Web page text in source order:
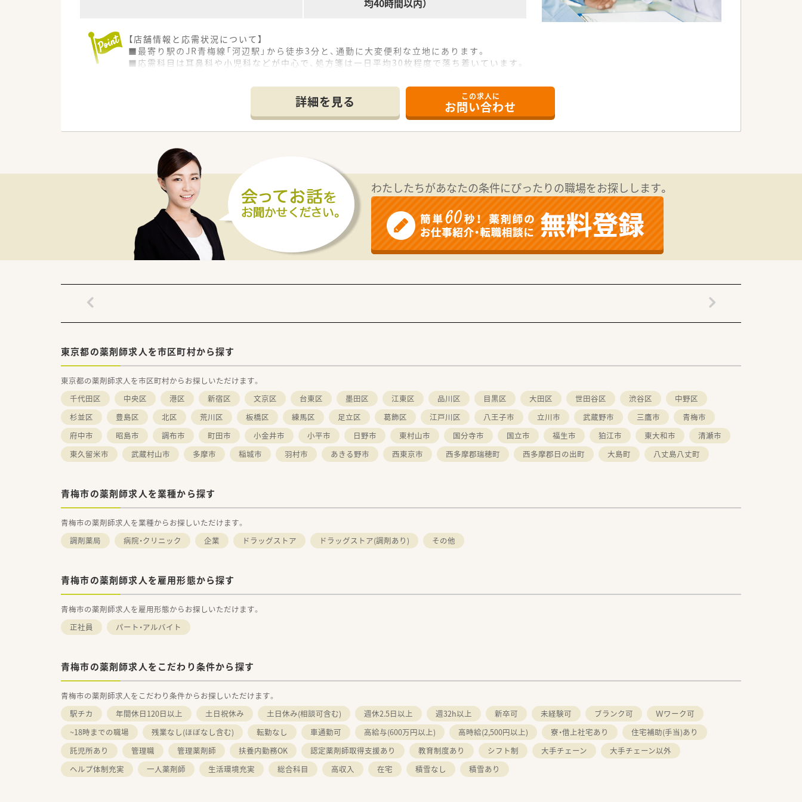
【店舗情報と応需状況について】
■最寄り駅のJR青梅線「河辺駅」から徒歩3分と、通勤に大変便利な立地にあります。
■応需科目は耳鼻科や小児科などが中心で、処方箋は一日平均30枚程度で落ち着いています。
■一人薬剤師として、責任感と主体性を持って業務に取り組める方を歓迎いたします。
■これまでのご経験を活かし、地域の患者様へ丁寧な対応ができる方を求めています。
【勤務実態について】
■残業時間はほとんどなく、繁忙期でも業務時間が長引くことはほぼありません。
■お休みは木曜日、土曜午後、日曜祝日の完全週休2.5日制を導入しております。
■在宅業務は居宅、施設ともに対応がないため、外来の調剤業務に集中できます。
【職場環境と雰囲気】
■かかりつけの目標や個人ノルマはなく、自主性を大切にする伸びやかな社風です。
■2018年に開局した、明るく清潔感にあふれる薬局で気持ちよく働くことができます。
■常勤の事務スタッフが在籍しているため、薬剤師業務に専念できる体制が整っています。
詳細を見る この求人に
お問い合わせ
わたしたちがあなたの条件にぴったりの職場をお探しします。
東京都の薬剤師求人を市区町村から探す
東京都の薬剤師求人を市区町村からお探しいただけます。
千代田区
中央区 港区 新宿区 文京区 台東区 墨田区 江東区 品川区 目黒区 大田区 世田谷区 渋谷区
中野区
杉並区
豊島区 北区 荒川区 板橋区 練馬区 足立区 葛飾区 江戸川区 八王子市 立川市 武蔵野市 三鷹市
青梅市
府中市
昭島市 調布市 町田市 小金井市 小平市 日野市 東村山市 国分寺市 国立市 福生市 狛江市 東大和市
清瀬市
東久留米市
武蔵村山市 多摩市 稲城市 羽村市 あきる野市 西東京市 西多摩郡瑞穂町 西多摩郡日の出町 大島町 八丈島八丈町
青梅市の薬剤師求人を業種から探す
青梅市の薬剤師求人を業種からお探しいただけます。
調剤薬局
病院・クリニック 企業 ドラッグストア ドラッグストア(調剤あり) その他
青梅市の薬剤師求人を雇用形態から探す
青梅市の薬剤師求人を雇用形態からお探しいただけます。
正社員
パート・アルバイト
青梅市の薬剤師求人をこだわり条件から探す
青梅市の薬剤師求人をこだわり条件からお探しいただけます。
駅チカ
年間休日120日以上 土日祝休み 土日休み(相談可含む) 週休2.5日以上 週32h以上 新卒可 未経験可 ブランク可
Ｗワーク可
~18時までの職場
残業なし(ほぼなし含む) 転勤なし 車通勤可 高給与(600万円以上) 高時給(2,500円以上) 寮・借上社宅あり
住宅補助(手当)あり
託児所あり
管理職 管理薬剤師 扶養内勤務OK 認定薬剤師取得支援あり 教育制度あり シフト制 大手チェーン
大手チェーン以外
ヘルプ体制充実
一人薬剤師 生活環境充実 総合科目 高収入 在宅 積雪なし 積雪あり